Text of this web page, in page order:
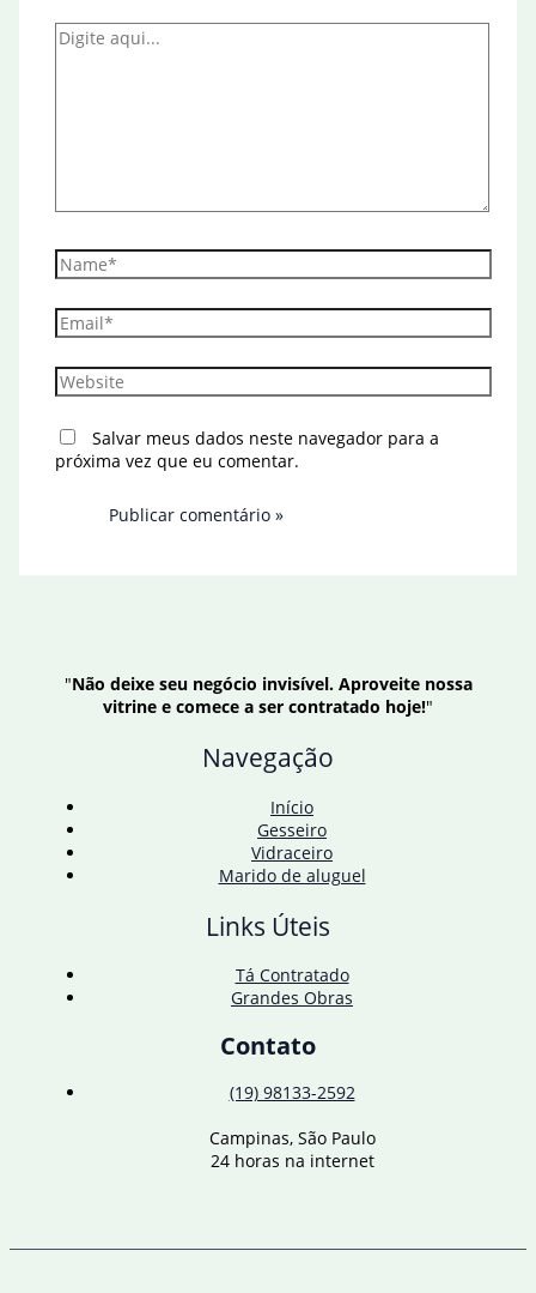
Digite
Name*
Email*
Website
Salvar meus dados neste navegador para a
próxima vez que eu comentar.
"Não deixe seu negócio invisível. Aproveite nossa
vitrine e comece a ser contratado hoje!"
Navegação
Início
Gesseiro
Vidraceiro
Marido de aluguel
Links Úteis
Tá Contratado
Grandes Obras
Contato
(19) 98133-2592
Campinas, São Paulo
24 horas na internet